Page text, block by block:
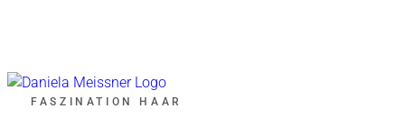
FASZINATION HAAR